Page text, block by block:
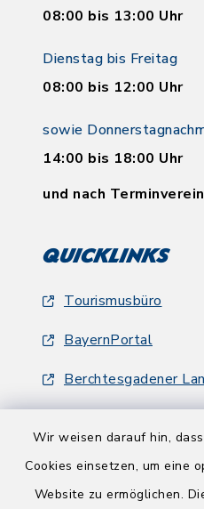
Wir weisen darauf hin,
Cookies einsetzen, um eine
Website zu ermöglichen.
08:00 bis 13:00 Uhr
Dienstag bis Freitag
08:00 bis 12:00 Uhr
sowie
14:00 bis 18:00 Uhr
und nach
Quicklinks
Tourismusbüro
BayernPortal
Berchtesgadener